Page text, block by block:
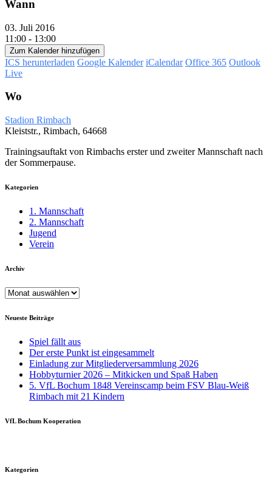
Wann
03. Juli 2016
11:00 - 13:00
Zum Kalender hinzufügen
ICS herunterladen Google Kalender iCalendar Office 365 Outlook
Live
Wo
Stadion Rimbach
Kleiststr., Rimbach, 64668
Trainingsauftakt von Rimbachs erster und zweiter Mannschaft nach
der Sommerpause.
Kategorien
1. Mannschaft
2. Mannschaft
Jugend
Verein
Archiv
Archiv
Neueste Beiträge
Spiel fällt aus
Der erste Punkt ist eingesammelt
Einladung zur Mitgliederversammlung 2026
Hobbyturnier 2026 – Mitkicken und Spaß Haben
5. VfL Bochum 1848 Vereinscamp beim FSV Blau-Weiß
Rimbach mit 21 Kindern
VfL Bochum Kooperation
Kategorien